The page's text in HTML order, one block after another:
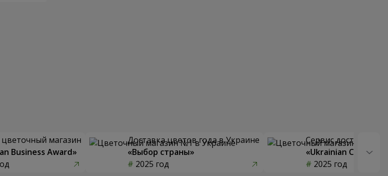
магазин
Business Award»
Доставка цветов года в Украине
«Выбор страны»
2025 год
Сервис доставки
«Ukrainian Choice»
2025 год